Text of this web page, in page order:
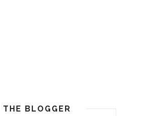
THE BLOGGER